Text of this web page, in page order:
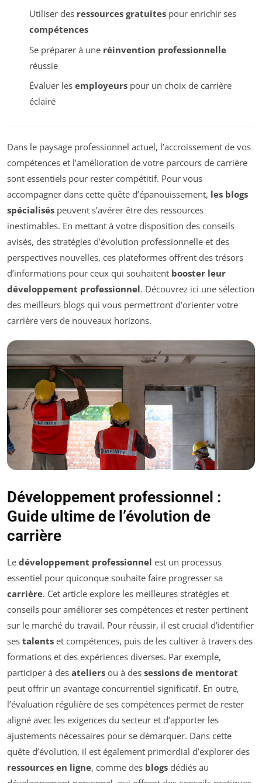
Utiliser des ressources gratuitespour enrichir ses
compétences
Se préparer à une réinvention professionnelle
réussie
Évaluer les employeurspour un choix de carrière
éclairé
Dans le paysage professionnel actuel, l’accroissement de vos
compétences et l’amélioration de votre parcours de carrière
sont essentiels pour rester compétitif. Pour vous
accompagner dans cette quête d’épanouissement, les blogs
spécialisés peuvent s’avérer être des ressources
inestimables. En mettant à votre disposition des conseils
avisés, des stratégies d’évolution professionnelle et des
perspectives nouvelles, ces plateformes offrent des trésors
d’informations pour ceux qui souhaitent booster leur
développement professionnel. Découvrez ici une sélection
des meilleurs blogs qui vous permettront d’orienter votre
carrière vers de nouveaux horizons.
Développement professionnel :
Guide ultime de l’évolution de
carrière
Le développement professionnel est un processus
essentiel pour quiconque souhaite faire progresser sa
carrière. Cet article explore les meilleures stratégies et
conseils pour améliorer ses compétences et rester pertinent
sur le marché du travail. Pour réussir, il est crucial d’identifier
ses talents et compétences, puis de les cultiver à travers des
formations et des expériences diverses. Par exemple,
participer à des ateliers ou à des sessions de mentorat
peut offrir un avantage concurrentiel significatif. En outre,
l’évaluation régulière de ses compétences permet de rester
aligné avec les exigences du secteur et d’apporter les
ajustements nécessaires pour se démarquer. Dans cette
quête d’évolution, il est également primordial d’explorer des
ressources en ligne, comme des blogs dédiés au